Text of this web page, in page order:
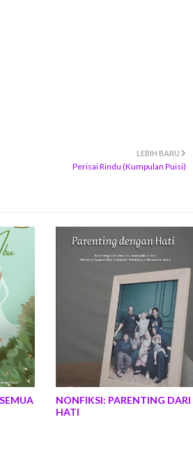
LEBIH BARU
Perisai Rindu (Kumpulan Puisi)
NONFIKSI: PARENTING DARI
HATI